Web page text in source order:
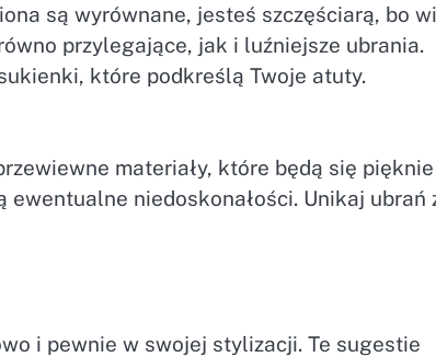
są wyrównane, jesteś szczęściarą, bo
przylegające, jak i luźniejsze ubrania.
które podkreślą Twoje atuty.
materiały, które będą się pięknie
niedoskonałości. Unikaj ubrań
i pewnie w swojej stylizacji. Te sugestie